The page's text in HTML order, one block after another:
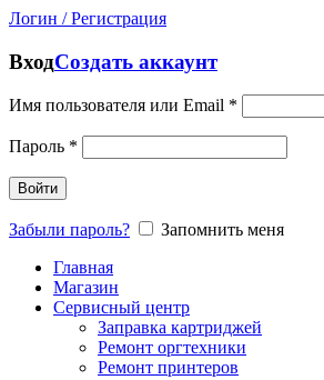
Логин / Регистрация
ВходСоздать аккаунт
Имя пользователя или Email *
Пароль *
Войти
Забыли пароль?
Запомнить меня
Главная
Магазин
Сервисный центр
Заправка картриджей
Ремонт оргтехники
Ремонт принтеров